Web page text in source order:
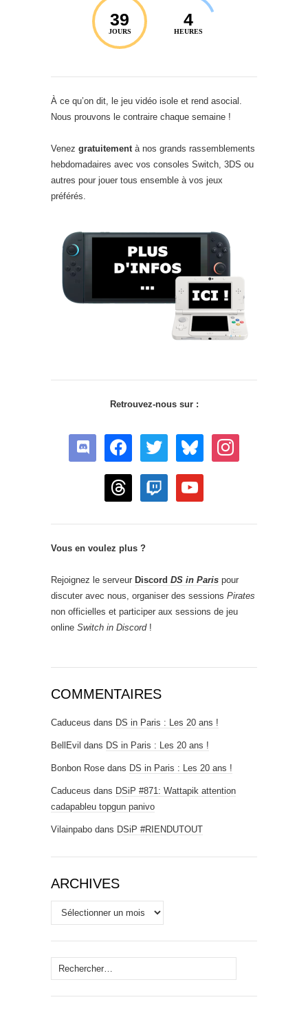
39
JOURS
4
HEURES
À ce qu’on dit, le jeu vidéo isole et rend asocial.
Nous prouvons le contraire chaque semaine !
Venez gratuitement à nos grands rassemblements
hebdomadaires avec vos consoles Switch, 3DS ou
autres pour jouer tous ensemble à vos jeux
préférés.
Retrouvez-nous sur :
discord facebook twitter bluesky instagram
threads twitch youtube
Vous en voulez plus ?
Rejoignez le serveur Discord DS in Paris pour
discuter avec nous, organiser des sessions Pirates
non officielles et participer aux sessions de jeu
online Switch in Discord!
COMMENTAIRES
Caduceus dans DS in Paris : Les 20 ans !
BellEvil dans DS in Paris : Les 20 ans !
Bonbon Rose dans DS in Paris : Les 20 ans !
Caduceus dans DSiP #871: Wattapik attention
cadapableu topgun panivo
Vilainpabo dans DSiP #RIENDUTOUT
ARCHIVES
Archives
Rechercher :